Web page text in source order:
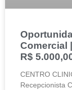
Comercial
R$
CENTRO
Recepcionista